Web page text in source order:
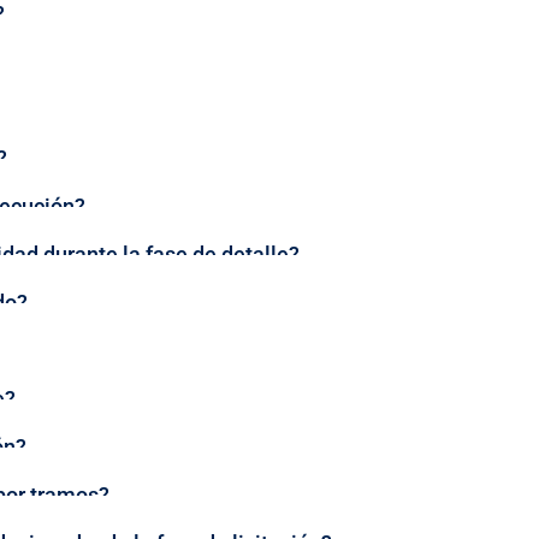
durante la fase de detalle?
tramos?